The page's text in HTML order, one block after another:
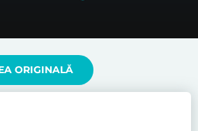
ORIGINALĂ